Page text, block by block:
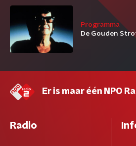
Programma
De Gouden
Er is maar één NPO
Radio